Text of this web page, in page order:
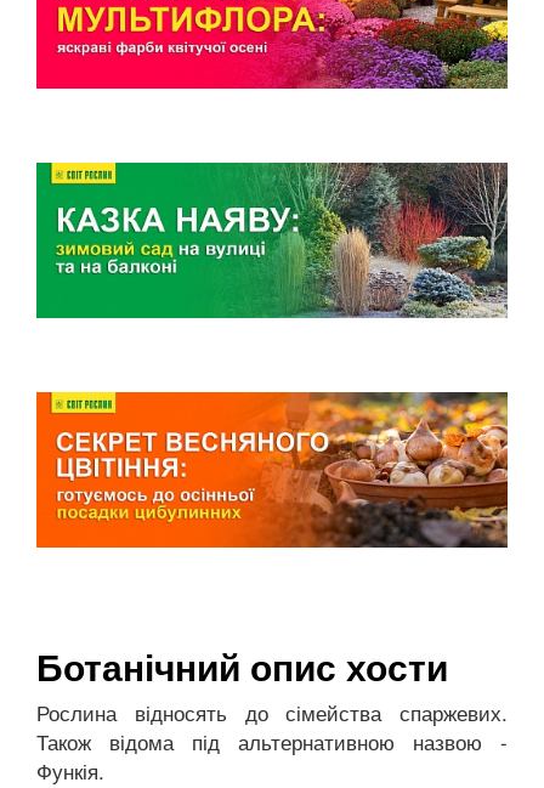
Ботанічний опис хости
Рослина відносять до сімейства спаржевих.
Також відома під альтернативною назвою -
Функія.